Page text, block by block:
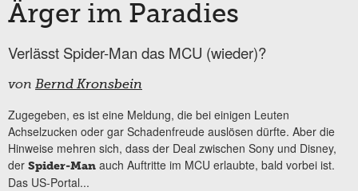
Ärger im Paradies
Verlässt Spider-Man das MCU (wieder)?
von Bernd Kronsbein
Zugegeben, es ist eine Meldung, die bei einigen Leuten
Achselzucken oder gar Schadenfreude auslösen dürfte. Aber die
Hinweise mehren sich, dass der Deal zwischen Sony und Disney,
der Spider-Man auch Auftritte im MCU erlaubte, bald vorbei ist.
Das US-Portal...